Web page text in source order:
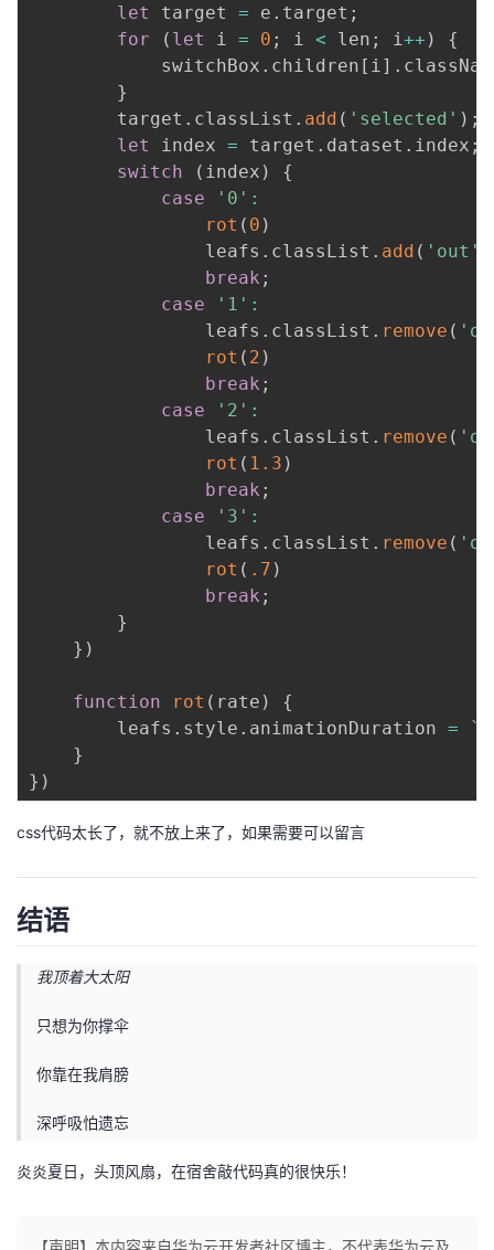
let
target = e . target ;
for
( let i = 0 ; i < len ; i ++ )
{
            switchBox
. children [ i ] .
}
        target
. classList . add ( 'selected' ) ;
let
index = target . dataset . index ;
switch
( index )
{
case
'0' :
rot ( 0 )
                leafs
. classList . add ( 'out'
break ;
case
'1' :
                leafs
. classList . remove (
rot ( 2 )
break ;
case
'2' :
                leafs
. classList . remove (
rot ( 1.3 )
break ;
case
'3' :
                leafs
. classList . remove (
rot ( .7 )
break ;
}
} )
function rot ( rate )
{
        leafs
. style . animationDuration = `
}
} )
css代码太长了，就不放上来了，如果需要可以留言
结语
我顶着大太阳
只想为你撑伞
你靠在我肩膀
深呼吸怕遗忘
炎炎夏日，头顶风扇，在宿舍敲代码真的很快乐！
【声明】本内容来自华为云开发者社区博主，不代表华为云及